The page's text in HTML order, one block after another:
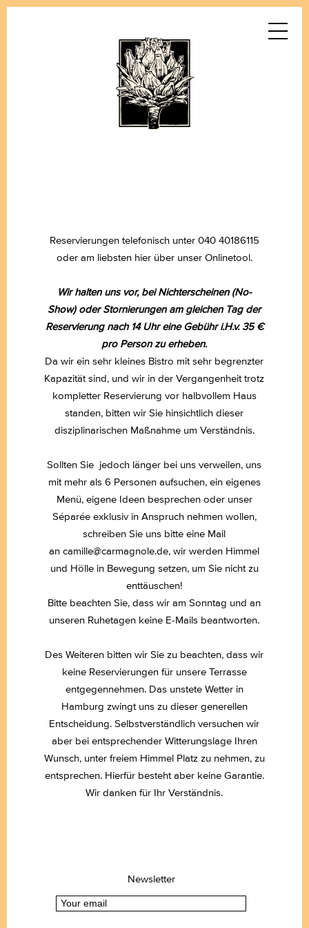
BISTRO CARMAGNOLE
LA CARTE
RÉSERVATION
BULLETIN
Reservierungen telefonisch unter 040 40186115
oder am liebsten hier über unser Onlinetool.
Wir halten uns vor, bei Nichterscheinen (No-
Show) oder Stornierungen am gleichen Tag der
Reservierung nach 14 Uhr eine Gebühr i.H.v. 35 €
pro Person zu erheben.
Da wir ein sehr kleines Bistro mit sehr begrenzter
Kapazität sind, und wir in der Vergangenheit trotz
kompletter Reservierung vor halbvollem Haus
standen, bitten wir Sie hinsichtlich dieser
disziplinarischen Maßnahme um Verständnis.
Sollten Sie jedoch länger bei uns verweilen, uns
mit mehr als 6 Personen aufsuchen, ein eigenes
Menü, eigene Ideen besprechen oder unser
Séparée exklusiv in Anspruch nehmen wollen,
schreiben Sie uns bitte eine Mail
ancamille@carmagnole.de, wir werden Himmel
und Hölle in Bewegung setzen, um Sie nicht zu
enttäuschen!
Bitte beachten Sie, dass wir am Sonntag und an
unseren Ruhetagen keine E-Mails beantworten.
Des Weiteren bitten wir Sie zu beachten, dass wir
keine Reservierungen für unsere Terrasse
entgegennehmen. Das unstete Wetter in
Hamburg zwingt uns zu dieser generellen
Entscheidung. Selbstverständlich versuchen wir
aber bei entsprechender Witterungslage Ihren
Wunsch, unter freiem Himmel Platz zu nehmen, zu
entsprechen. Hierfür besteht aber keine Garantie.
Wir danken für Ihr Verständnis.
Newsletter